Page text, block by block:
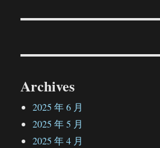
文
Archives
2025 年 6 月
2025 年 5 月
2025 年 4 月